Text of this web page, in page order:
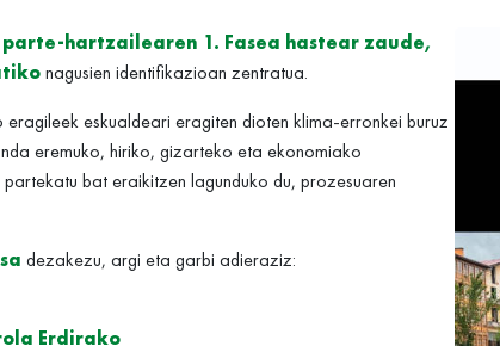
hartzailearen 1. Fasea hastear zaude,
nagusien identifikazioan zentratua.
eskualdeari eragiten dioten klima-erronkei buruz
eremuko, hiriko, gizarteko eta ekonomiako
bat eraikitzen lagunduko du, prozesuaren
dezakezu, argi eta garbi adieraziz:
Erdirako